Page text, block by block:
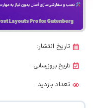
تاریخ انتشار:
تاریخ بروزرسانی:
تعداد بازدید: